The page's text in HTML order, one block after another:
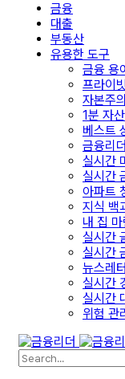
금융
대출
부동산
유용한 도구
금융 용
프라이
자본주
1분 자
베스트
금융리
실시간
실시간
아파트
지식 백
내 집
실시간
실시간
뉴스레
실시간
실시간
위험 관